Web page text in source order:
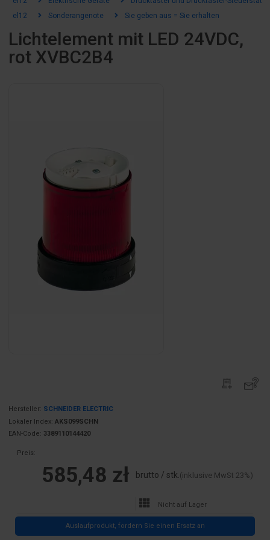
el12
Sonderangenote Sie geben aus = Sie erhalten
Lichtelement mit LED 24VDC,
rot XVBC2B4
Hersteller: SCHNEIDER ELECTRIC
Lokaler Index: AKS099SCHN
EAN-Code: 3389110144420
Preis:
585,48 zł brutto / stk.(inklusive MwSt 23%)
Nicht auf Lager
Auslaufprodukt, fordern Sie einen Ersatz an